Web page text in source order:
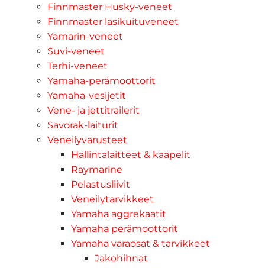
Finnmaster Husky-veneet
Finnmaster lasikuituveneet
Yamarin-veneet
Suvi-veneet
Terhi-veneet
Yamaha-perämoottorit
Yamaha-vesijetit
Vene- ja jettitrailerit
Savorak-laiturit
Veneilyvarusteet
Hallintalaitteet & kaapelit
Raymarine
Pelastusliivit
Veneilytarvikkeet
Yamaha aggrekaatit
Yamaha perämoottorit
Yamaha varaosat & tarvikkeet
Jakohihnat